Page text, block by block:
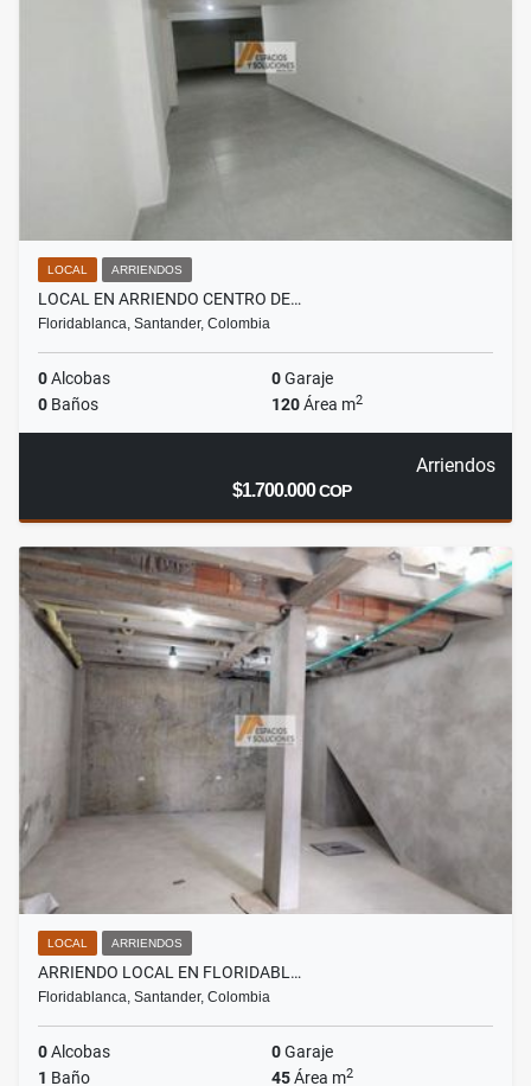
LOCAL ARRIENDOS
LOCAL EN ARRIENDO CENTRO DE…
Floridablanca, Santander, Colombia
0Alcobas 0Garaje
0 Baños 120Área m2
Arriendos
$1.700.000COP
LOCAL ARRIENDOS
ARRIENDO LOCAL EN FLORIDABL…
Floridablanca, Santander, Colombia
0Alcobas 0Garaje
1 Baño 45Área m2